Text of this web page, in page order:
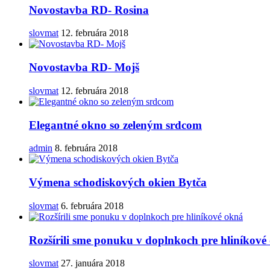
Novostavba RD- Rosina
slovmat 12. februára 2018
Novostavba RD- Mojš
slovmat 12. februára 2018
Elegantné okno so zeleným srdcom
admin 8. februára 2018
Výmena schodiskových okien Bytča
slovmat 6. februára 2018
Rozšírili sme ponuku v doplnkoch pre hliníkové
slovmat 27. januára 2018